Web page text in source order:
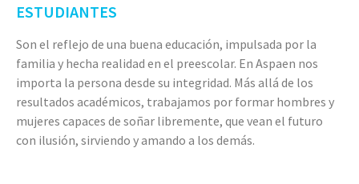
ESTUDIANTES
Son el reflejo de una buena educación, impulsada por la
familia y hecha realidad en el preescolar. En Aspaen nos
importa la persona desde su integridad. Más allá de los
resultados académicos, trabajamos por formar hombres y
mujeres capaces de soñar libremente, que vean el futuro
con ilusión, sirviendo y amando a los demás.